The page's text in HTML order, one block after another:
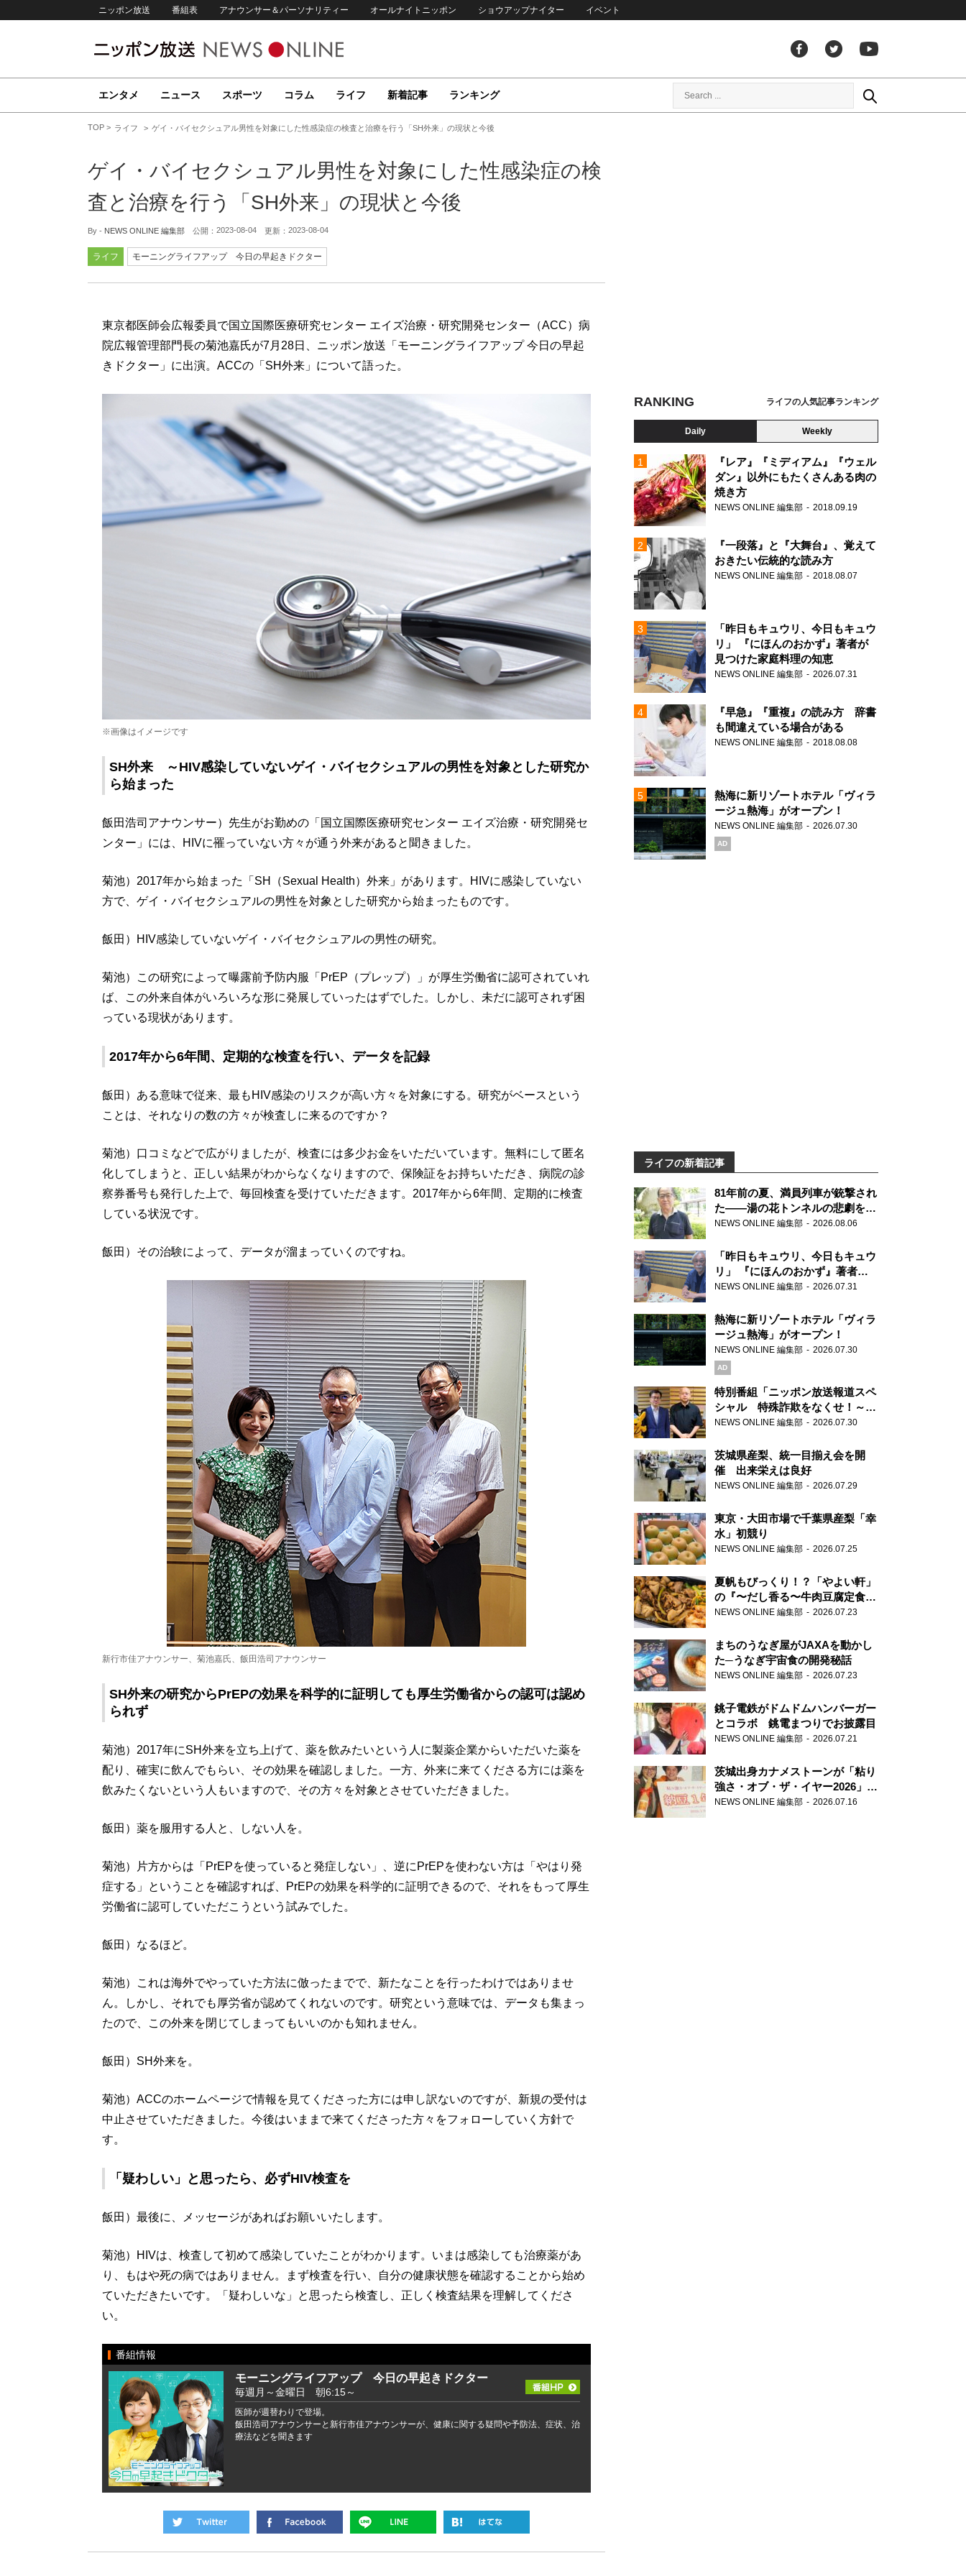
ニッポン放送 番組表 アナウンサー＆パーソナリティー オールナイトニッポン ショウアップナイター イベント
エンタメ ニュース スポーツ コラム ライフ 新着記事 ランキング
TOP ライフ ゲイ・バイセクシュアル男性を対象にした性感染症の検査と治療を行う「SH外来」の現状と今後
ゲイ・バイセクシュアル男性を対象にした性感染症の検
査と治療を行う「SH外来」の現状と今後
By - NEWS ONLINE 編集部 公開： 2023-08-04 更新： 2023-08-04
ライフ モーニングライフアップ 今日の早起きドクター
東京都医師会広報委員で国立国際医療研究センター エイズ治療・研究開発センター（ACC）病
院広報管理部門長の菊池嘉氏が7月28日、ニッポン放送「モーニングライフアップ 今日の早起
きドクター」に出演。ACCの「SH外来」について語った。
※画像はイメージです
SH外来 ～HIV感染していないゲイ・バイセクシュアルの男性を対象とした研究か
ら始まった
飯田浩司アナウンサー）先生がお勤めの「国立国際医療研究センター エイズ治療・研究開発セ
ンター」には、HIVに罹っていない方々が通う外来があると聞きました。
菊池）2017年から始まった「SH（Sexual Health）外来」があります。HIVに感染していない
方で、ゲイ・バイセクシュアルの男性を対象とした研究から始まったものです。
飯田）HIV感染していないゲイ・バイセクシュアルの男性の研究。
菊池）この研究によって曝露前予防内服「PrEP（プレップ）」が厚生労働省に認可されていれ
ば、この外来自体がいろいろな形に発展していったはずでした。しかし、未だに認可されず困
っている現状があります。
2017年から6年間、定期的な検査を行い、データを記録
飯田）ある意味で従来、最もHIV感染のリスクが高い方々を対象にする。研究がベースという
ことは、それなりの数の方々が検査しに来るのですか？
菊池）口コミなどで広がりましたが、検査には多少お金をいただいています。無料にして匿名
化してしまうと、正しい結果がわからなくなりますので、保険証をお持ちいただき、病院の診
察券番号も発行した上で、毎回検査を受けていただきます。2017年から6年間、定期的に検査
している状況です。
飯田）その治験によって、データが溜まっていくのですね。
新行市佳アナウンサー、菊池嘉氏、飯田浩司アナウンサー
SH外来の研究からPrEPの効果を科学的に証明しても厚生労働省からの認可は認め
られず
菊池）2017年にSH外来を立ち上げて、薬を飲みたいという人に製薬企業からいただいた薬を
配り、確実に飲んでもらい、その効果を確認しました。一方、外来に来てくださる方には薬を
飲みたくないという人もいますので、その方々を対象とさせていただきました。
飯田）薬を服用する人と、しない人を。
菊池）片方からは「PrEPを使っていると発症しない」、逆にPrEPを使わない方は「やはり発
症する」ということを確認すれば、PrEPの効果を科学的に証明できるので、それをもって厚生
労働省に認可していただこうという試みでした。
飯田）なるほど。
菊池）これは海外でやっていた方法に倣ったまでで、新たなことを行ったわけではありませ
ん。しかし、それでも厚労省が認めてくれないのです。研究という意味では、データも集まっ
たので、この外来を閉じてしまってもいいのかも知れません。
飯田）SH外来を。
菊池）ACCのホームページで情報を見てくださった方には申し訳ないのですが、新規の受付は
中止させていただきました。今後はいままで来てくださった方々をフォローしていく方針で
す。
「疑わしい」と思ったら、必ずHIV検査を
飯田）最後に、メッセージがあればお願いいたします。
菊池）HIVは、検査して初めて感染していたことがわかります。いまは感染しても治療薬があ
り、もはや死の病ではありません。まず検査を行い、自分の健康状態を確認することから始め
ていただきたいです。「疑わしいな」と思ったら検査し、正しく検査結果を理解してくださ
い。
番組情報
モーニングライフアップ 今日の早起きドクター
毎週月～金曜日 朝6:15～
医師が週替わりで登場。
飯田浩司アナウンサーと新行市佳アナウンサーが、健康に関する疑問や予防法、症状、治
療法などを聞きます
RANKING ライフの人気記事ランキング
Daily Weekly
『レア』『ミディアム』『ウェル
ダン』以外にもたくさんある肉の
焼き方
NEWS ONLINE 編集部 2018.09.19
『一段落』と『大舞台』、覚えて
おきたい伝統的な読み方
NEWS ONLINE 編集部 2018.08.07
「昨日もキュウリ、今日もキュウ
リ」 『にほんのおかず』著者が
見つけた家庭料理の知恵
NEWS ONLINE 編集部 2026.07.31
『早急』『重複』の読み方 辞書
も間違えている場合がある
NEWS ONLINE 編集部 2018.08.08
熱海に新リゾートホテル「ヴィラ
ージュ熱海」がオープン！
NEWS ONLINE 編集部 2026.07.30
AD
ライフの新着記事
81年前の夏、満員列車が銃撃され
た――湯の花トンネルの悲劇を語
り継ぐ男性の
NEWS ONLINE 編集部 2026.08.06
「昨日もキュウリ、今日もキュウ
リ」 『にほんのおかず』著者が
見つけた家庭料理の知恵
NEWS ONLINE 編集部 2026.07.31
熱海に新リゾートホテル「ヴィラ
ージュ熱海」がオープン！
NEWS ONLINE 編集部 2026.07.30
AD
特別番組「ニッポン放送報道スペ
シャル 特殊詐欺をなくせ！～被
害者・加害者・警視庁が語るトク
NEWS ONLINE 編集部 2026.07.30
茨城県産梨、統一目揃え会を開
催 出来栄えは良好
NEWS ONLINE 編集部 2026.07.29
東京・大田市場で千葉県産梨「幸
水」初競り
NEWS ONLINE 編集部 2026.07.25
夏帆もびっくり！？「やよい軒」
の『〜だし香る〜牛肉豆腐定食』
が香り高すぎる
NEWS ONLINE 編集部 2026.07.23
まちのうなぎ屋がJAXAを動かし
た─うなぎ宇宙食の開発秘話
NEWS ONLINE 編集部 2026.07.23
銚子電鉄がドムドムハンバーガー
とコラボ 銚電まつりでお披露目
NEWS ONLINE 編集部 2026.07.21
茨城出身カナメストーンが「粘り
強さ・オブ・ザ・イヤー2026」受
賞 粘り強いコンビ愛で納豆を
NEWS ONLINE 編集部 2026.07.16